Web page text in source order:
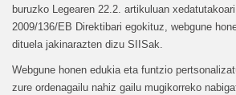
buruzko Legearen 22.2. artikuluan
2009/136/EB Direktibari egokituz, webgune
dituela jakinarazten dizu SIISak.
Webgune honen edukia eta funtzio
zure ordenagailu nahiz gailu mugikorreko